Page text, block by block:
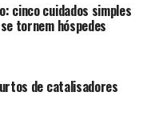
cinco cuidados simples
tornem hóspedes
de catalisadores